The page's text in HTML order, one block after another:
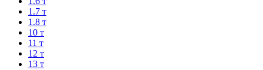
1.7 т
1.8 т
10 т
11 т
12 т
13 т